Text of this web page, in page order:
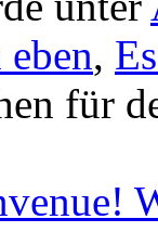
,
für